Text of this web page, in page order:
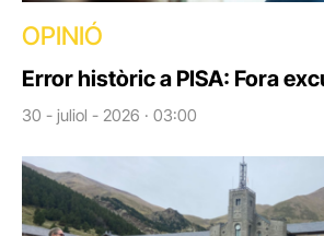
OPINIÓ
Error històric a PISA: Fora
30 - juliol - 2026 · 03:00